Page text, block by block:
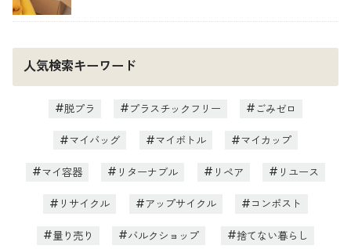
人気検索キーワード
脱プラ プラスチックフリー ごみゼロ
マイバッグ マイボトル マイカップ
マイ容器 リターナブル リペア リユース
リサイクル アップサイクル コンポスト
量り売り バルクショップ 捨てない暮らし